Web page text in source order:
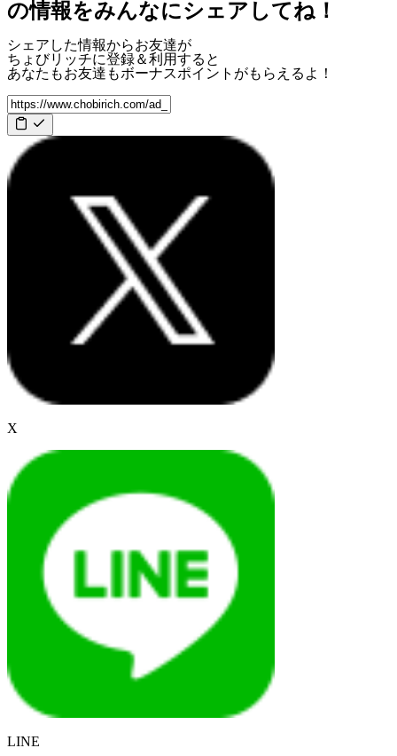
の情報をみんなにシェアしてね！
シェアした情報からお友達が
ちょびリッチに登録＆利用すると
あなたもお友達もボーナスポイント がもらえるよ！
X
LINE